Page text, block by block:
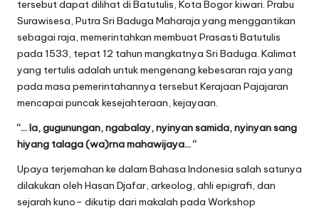
tersebut dapat dilihat di Batutulis, Kota Bogor kiwari. Prabu
Surawisesa, Putra Sri Baduga Maharaja yang menggantikan
sebagai raja, memerintahkan membuat Prasasti Batutulis
pada 1533, tepat 12 tahun mangkatnya Sri Baduga. Kalimat
yang tertulis adalah untuk mengenang kebesaran raja yang
pada masa pemerintahannya tersebut Kerajaan Pajajaran
mencapai puncak kesejahteraan, kejayaan.
“… la, gugunungan, ngabalay, nyinyan samida, nyinyan sang
hiyang talaga (wa)rna mahawijaya… “
Upaya terjemahan ke dalam Bahasa Indonesia salah satunya
dilakukan oleh Hasan Djafar, arkeolog, ahli epigrafi, dan
sejarah kuno– dikutip dari makalah pada Workshop